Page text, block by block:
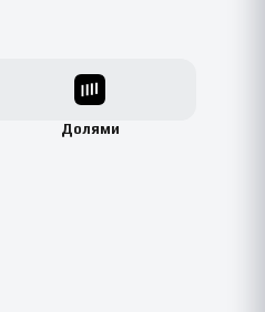
Долями